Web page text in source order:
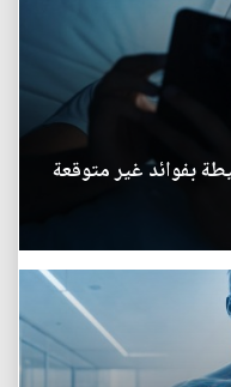
بفوائد غير متوقعة